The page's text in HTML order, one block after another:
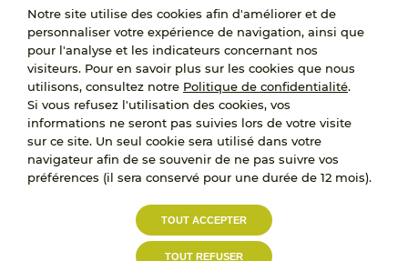
Notre site utilise des cookies afin d'améliorer et de
personnaliser votre expérience de navigation, ainsi que
pour l'analyse et les indicateurs concernant nos
visiteurs. Pour en savoir plus sur les cookies que nous
utilisons, consultez notre Politique de confidentialité.
Si vous refusez l'utilisation des cookies, vos
informations ne seront pas suivies lors de votre visite
sur ce site. Un seul cookie sera utilisé dans votre
navigateur afin de se souvenir de ne pas suivre vos
préférences (il sera conservé pour une durée de 12 mois).
TOUT ACCEPTER
TOUT REFUSER
janvier 2023, a pour objet d’assurer les missions de service public du
119, d’accompagnement des adoptants et de traitement des
demandes d’accès aux origines personnelles. France Enfance
Protégée est également un observatoire et une ressource pour
l’ensemble des professionnels, ainsi qu’un appui à l’élaboration de la
politique publique à travers le soutien à l’activité des conseils
nationaux.
RECRUTEMENT
L’État, les Départements et les Associations au
service de la prévention et de la protection de
l’enfance.